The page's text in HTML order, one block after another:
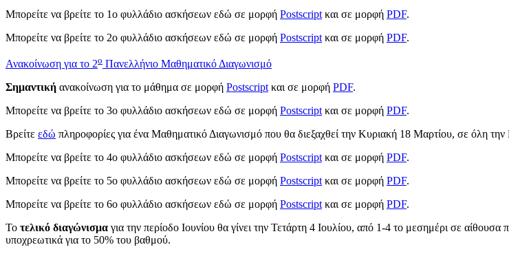
Μπορείτε να βρείτε το 1ο φυλλάδιο ασκήσεων εδώ σε μορφή Postscript και σε μορφή PDF.
Μπορείτε να βρείτε το 2ο φυλλάδιο ασκήσεων εδώ σε μορφή Postscript και σε μορφή PDF.
Ανακοίνωση για το 2ο Πανελλήνιο Μαθηματικό Διαγωνισμό
Σημαντική ανακοίνωση για το μάθημα σε μορφή Postscript και σε μορφή PDF.
Μπορείτε να βρείτε το 3ο φυλλάδιο ασκήσεων εδώ σε μορφή Postscript και σε μορφή PDF.
Βρείτε εδώ πληροφορίες για ένα Μαθηματικό Διαγωνισμό που θα διεξαχθεί την Κυριακή 18 Μαρτίου, σε όλη
Μπορείτε να βρείτε το 4ο φυλλάδιο ασκήσεων εδώ σε μορφή Postscript και σε μορφή PDF.
Μπορείτε να βρείτε το 5ο φυλλάδιο ασκήσεων εδώ σε μορφή Postscript και σε μορφή PDF.
Μπορείτε να βρείτε το 6ο φυλλάδιο ασκήσεων εδώ σε μορφή Postscript και σε μορφή PDF.
Το τελικό διαγώνισμα για την περίοδο Ιουνίου θα γίνει την Τετάρτη 4 Ιουλίου, από 1-4 το μεσημέρι σε
υποχρεωτικά για το 50% του βαθμού.